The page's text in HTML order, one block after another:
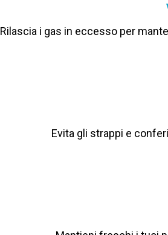
Rilascia i gas in eccesso per
Evita gli strappi e